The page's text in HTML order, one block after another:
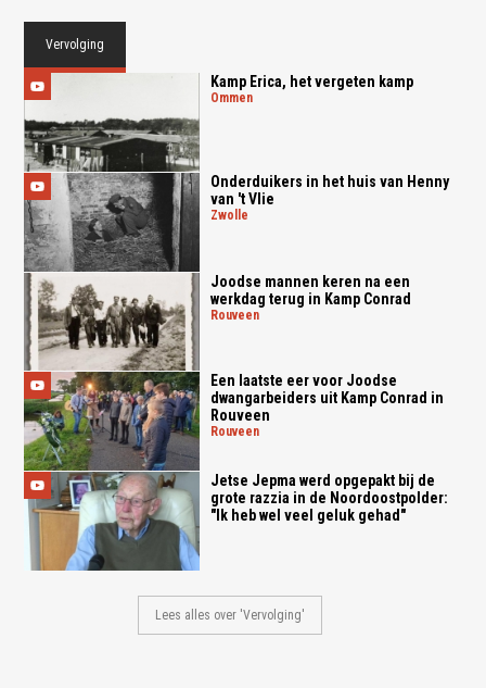
Vervolging
Kamp Erica, het vergeten kamp
ommen
Onderduikers in het huis van Henny
van 't Vlie
zwolle
Joodse mannen keren na een
werkdag terug in Kamp Conrad
rouveen
Een laatste eer voor Joodse
dwangarbeiders uit Kamp Conrad in
Rouveen
rouveen
Jetse Jepma werd opgepakt bij de
grote razzia in de Noordoostpolder:
"Ik heb wel veel geluk gehad"
Lees alles over 'Vervolging'